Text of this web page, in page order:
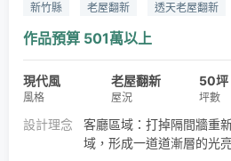
新竹縣 老屋翻新 透天老屋翻新
作品預算 501萬以上
現代風
風格
老屋翻新
屋況
50坪
坪數
設計理念
客廳區域：打掉隔間牆重
域，形成一道道漸層的光